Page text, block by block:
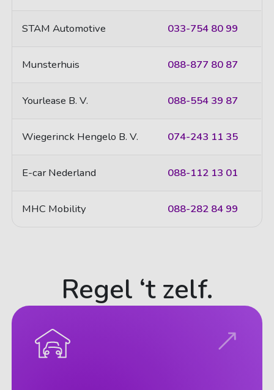
STAM Automotive 033-754 80 99
Munsterhuis 088-877 80 87
Yourlease B. V. 088-554 39 87
Wiegerinck Hengelo B. V. 074-243 11 35
E-car Nederland 088-112 13 01
MHC Mobility 088-282 84 99
Regel ‘t zelf.